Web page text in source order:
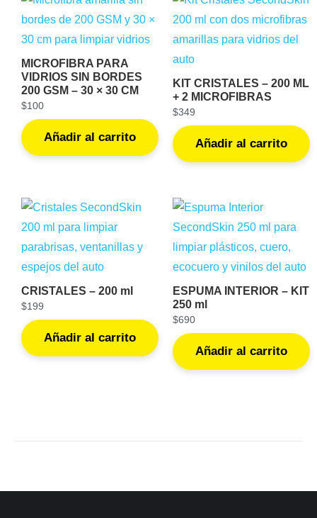
MICROFIBRA PARA
VIDRIOS SIN BORDES
200 GSM – 30 × 30 CM
$100
Añadir al carrito
KIT CRISTALES – 200 ML
+ 2 MICROFIBRAS
$349
Añadir al carrito
CRISTALES – 200 ml
$199
Añadir al carrito
ESPUMA INTERIOR – KIT
250 ml
$690
Añadir al carrito